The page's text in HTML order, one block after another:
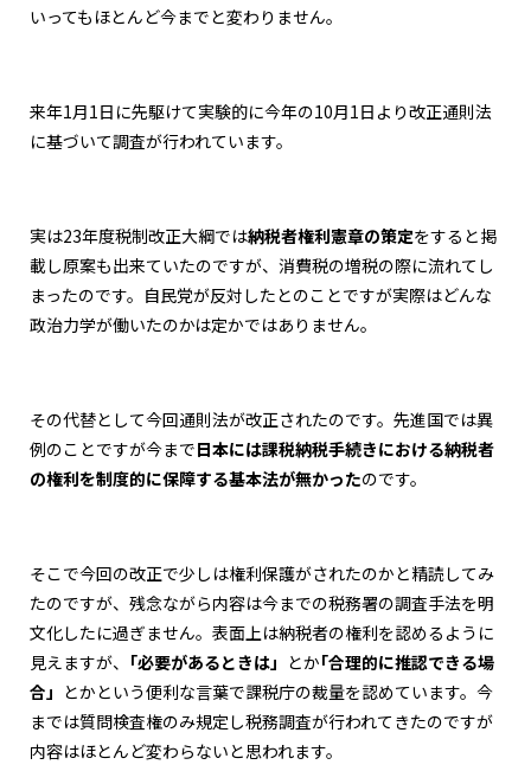
いってもほとんど今までと変わりません。
来年1月1日に先駆けて実験的に今年の10月1日より改正通則法
に基づいて調査が行われています。
実は23年度税制改正大綱では納税者権利憲章の策定をすると掲
載し原案も出来ていたのですが、消費税の増税の際に流れてし
まったのです。自民党が反対したとのことですが実際はどんな
政治力学が働いたのかは定かではありません。
その代替として今回通則法が改正されたのです。先進国では異
例のことですが今まで日本には課税納税手続きにおける納税者
の権利を制度的に保障する基本法が無かったのです。
そこで今回の改正で少しは権利保護がされたのかと精読してみ
たのですが、残念ながら内容は今までの税務署の調査手法を明
文化したに過ぎません。表面上は納税者の権利を認めるように
見えますが、 ｢必要があるときは」 とか｢合理的に推認できる場
合」 とかという便利な言葉で課税庁の裁量を認めています。今
までは質問検査権のみ規定し税務調査が行われてきたのですが
内容はほとんど変わらないと思われます。